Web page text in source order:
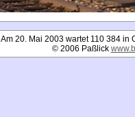
Am 20. Mai 2003 wartet 110 384 in
© 2006 Paßlick